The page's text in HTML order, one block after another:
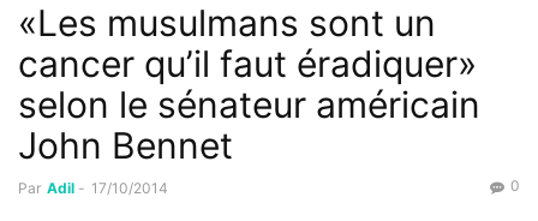
«Les musulmans sont un
cancer qu’il faut éradiquer»
selon le sénateur américain
John Bennet
Par Adil - 17/10/2014 0